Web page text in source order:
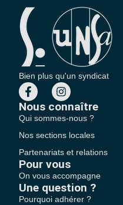
Bien plus qu'un syndicat
Nous connaître
Qui sommes-nous ?
Nos sections locales
Partenariats et relations
Pour vous
On vous accompagne
Une question ?
Pourquoi adhérer ?